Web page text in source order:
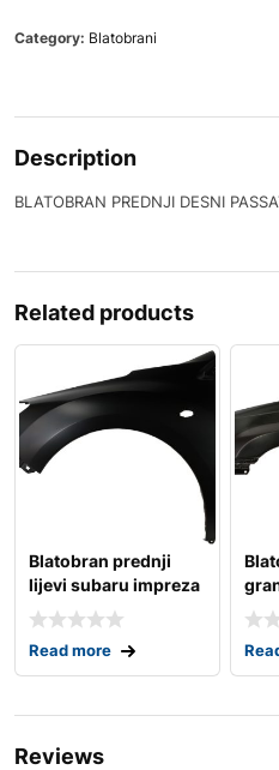
Category: Blatobrani
Description
BLATOBRAN PREDNJI DESNI
Related products
Blatobran prednji
lijevi subaru impreza
gj;gp 12.-17.
Read more
Reviews